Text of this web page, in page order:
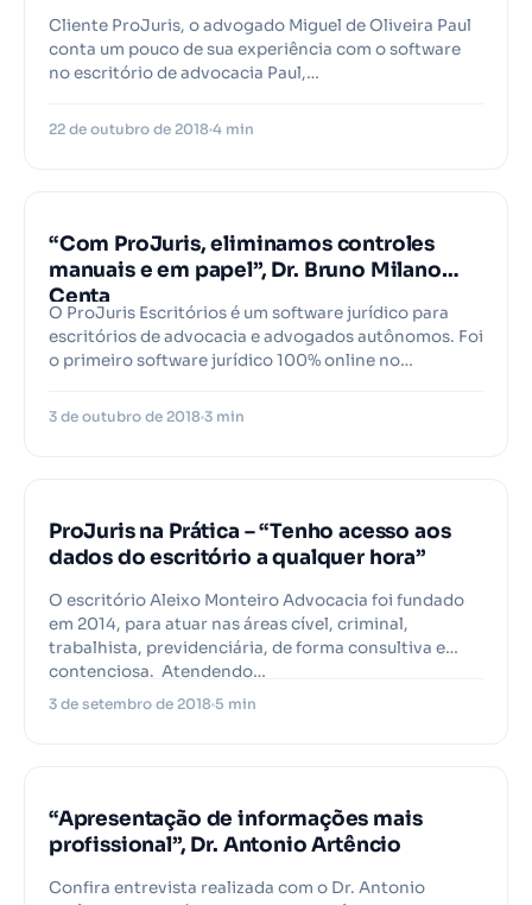
Cliente ProJuris, o advogado Miguel de Oliveira Paul
conta um pouco de sua experiência com o software
no escritório de advocacia Paul,…
22 de outubro de 2018 4 min
“Com ProJuris, eliminamos controles
manuais e em papel”, Dr. Bruno Milano
Centa
O ProJuris Escritórios é um software jurídico para
escritórios de advocacia e advogados autônomos. Foi
o primeiro software jurídico 100% online no…
3 de outubro de 2018 3 min
ProJuris na Prática – “Tenho acesso aos
dados do escritório a qualquer hora”
O escritório Aleixo Monteiro Advocacia foi fundado
em 2014, para atuar nas áreas cível, criminal,
trabalhista, previdenciária, de forma consultiva e
contenciosa. Atendendo…
3 de setembro de 2018 5 min
“Apresentação de informações mais
profissional”, Dr. Antonio Artêncio
Confira entrevista realizada com o Dr. Antonio